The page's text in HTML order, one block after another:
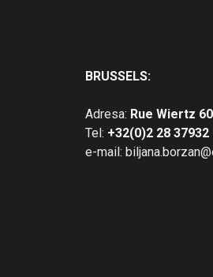
BRUSSELS:
Adresa: Rue Wiertz
Tel: +32(0)2 28 37932
e-mail: